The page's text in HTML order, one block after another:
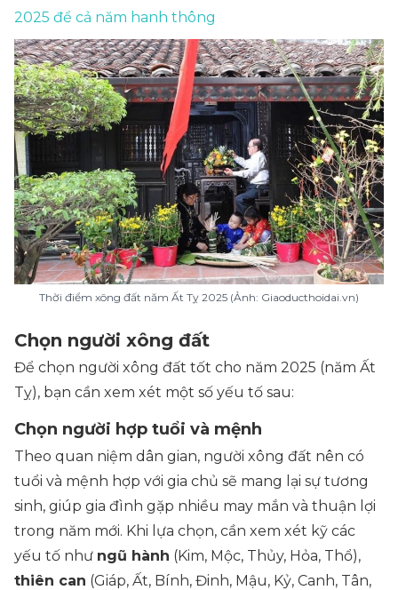
2025 để cả năm hanh thông
Thời điểm xông đất năm Ất Tỵ 2025 (Ảnh: Giaoducthoidai.vn)
Chọn người xông đất
Để chọn người xông đất tốt cho năm 2025 (năm Ất
Tỵ), bạn cần xem xét một số yếu tố sau:
Chọn người hợp tuổi và mệnh
Theo quan niệm dân gian, người xông đất nên có
tuổi và mệnh hợp với gia chủ sẽ mang lại sự tương
sinh, giúp gia đình gặp nhiều may mắn và thuận lợi
trong năm mới. Khi lựa chọn, cần xem xét kỹ các
yếu tố như ngũ hành (Kim, Mộc, Thủy, Hỏa, Thổ),
thiên can (Giáp, Ất, Bính, Đinh, Mậu, Kỷ, Canh, Tân,